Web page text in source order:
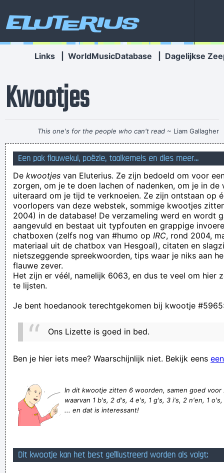
Eluterius
Links WorldMusicDatabase Dagelijkse
Kwootjes
This one's for the people who can't read ~ Liam Gallagher
That’s not god, that’s ACME, the coyote always uses them to
get across the canyons
today in sbs they said kasamh se cast is soon going to
turkey[Inbastul] for a shoot
Neem nooit je hondje mee naar de Chinees
'Wat een dommerikken zeg' - Inderdaad, want 'dommeriken'
schrijf je met ÉÉN K!
In deze zin staat achteraan het woord achter achter achter.
Arafat was zijn sjaal kwijt, hij had zijn Yasser over gehangen.
VUILE MESTMUIL, GA JE TANdeN POETSEN! Je SMOEL
Heej Gregoor ik ben wat bang dat ik stoor! Heej ja heej ja
Rantsoen of proviand?
Czech one too. And a Czech one too.
Maar volgens de rechtbank was er sprake van geen sprake
Verknoei je tijd op een nuttige manier!
Een pak flauwekul, poëzie, taalkemels en dies meer...
De kwootjes van Eluterius. Ze zijn bedoeld om voor
zorgen, om je te doen lachen of nadenken, om je in de
uiteraard om je tijd te verknoeien. Ze zijn ontstaan op
voorlopers van deze webstek, sommige kwootjes
2004) in de database! De verzameling werd en wordt
aangevuld en bestaat uit typfouten en grappige
chatboxen (zelfs nog van #humo op IRC, rond 2004,
materiaal uit de chatbox van Hesgoal), citaten en
nietszeggende spreekwoorden, tips waar je niks aan
flauwe zever.
Het zijn er véél, namelijk 6063, en dus te veel om hier
te lijsten.
Je bent hoedanook terechtgekomen bij kwootje
Ons Lizette is goed in bed.
Ben je hier iets mee? Waarschijnlijk niet. Bekijk eens
In dit kwootje zitten 6 woorden, samen goed
waarvan 1 b's, 2 d's, 4 e's, 1 g's, 3 i's, 2 n'en, 1
... en dat is interessant!
Dit kwootje kan het best geïllustreerd worden als volgt: